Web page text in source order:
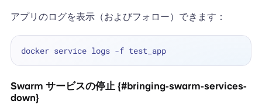
アプリのログを表示（およびフォロー）できます：
Swarm サービスの停止 {#bringing-swarm-services-
down}